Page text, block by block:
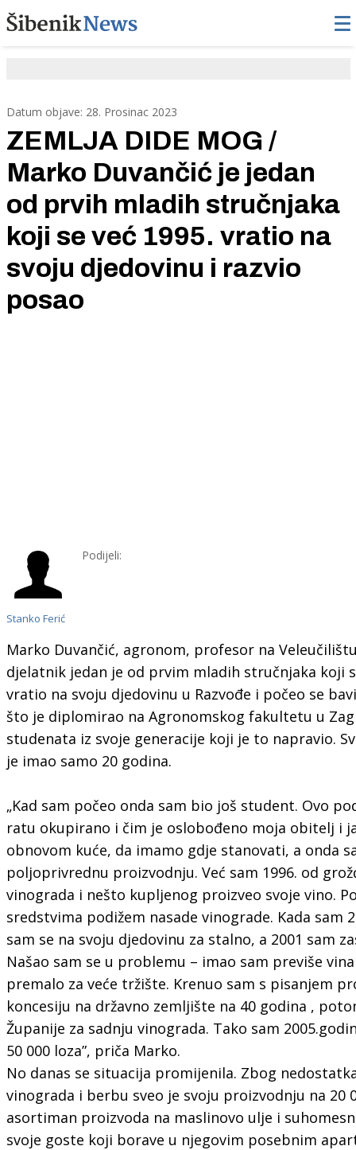
Datum objave: 28. Prosinac 2023
ZEMLJA DIDE MOG /
Marko Duvančić je jedan
od prvih mladih stručnjaka
koji se već 1995. vratio na
svoju djedovinu i razvio
posao
Stanko Ferić
Podijeli:
Marko Duvančić, agronom, profesor na
djelatnik jedan je od prvim mladih stručnjaka koji
vratio na svoju djedovinu u Razvođe i počeo se
što je diplomirao na Agronomskog fakultetu u
studenata iz svoje generacije koji je to napravio.
je imao samo 20 godina.
„Kad sam počeo onda sam bio još student. Ovo
ratu okupirano i čim je oslobođeno moja obitelj i
obnovom kuće, da imamo gdje stanovati, a onda
poljoprivrednu proizvodnju. Već sam 1996. od
vinograda i nešto kupljenog proizveo svoje vino.
sredstvima podižem nasade vinograde. Kada sam
sam se na svoju djedovinu za stalno, a 2001 sam
Našao sam se u problemu – imao sam previše
premalo za veće tržište. Krenuo sam s pisanjem
koncesiju na državno zemljište na 40 godina ,
Županije za sadnju vinograda. Tako sam
50 000 loza”, priča Marko.
No danas se situacija promijenila. Zbog
vinograda i berbu sveo je svoju proizvodnju na 20
asortiman proizvoda na maslinovo ulje i
svoje goste koji borave u njegovim posebnim